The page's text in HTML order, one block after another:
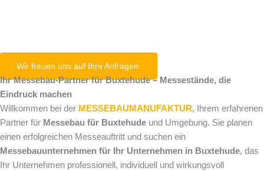
Wir freuen uns auf Ihre Anfragen.
Ihr Messebau-Partner für Buxtehude – Messestände, die
Eindruck machen
Willkommen bei der MESSEBAUMANUFAKTUR, Ihrem erfahrenen
Partner für Messebau für Buxtehude und Umgebung. Sie planen
einen erfolgreichen Messeauftritt und suchen ein
Messebauunternehmen für Ihr Unternehmen in Buxtehude, das
Ihr Unternehmen professionell, individuell und wirkungsvoll